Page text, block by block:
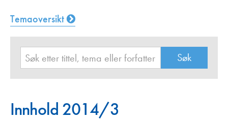
Temaoversikt
Innhold 2014/3